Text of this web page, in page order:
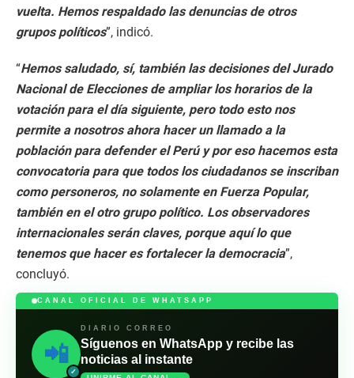
vuelta. Hemos respaldado las denuncias de otros
grupos políticos”, indicó.
“Hemos saludado, sí, también las decisiones del Jurado
Nacional de Elecciones de ampliar los horarios de la
votación para el día siguiente, pero todo esto nos
permite a nosotros ahora hacer un llamado a la
población para defender el Perú y por eso hacemos esta
convocatoria para que todos los ciudadanos se inscriban
como personeros, no solamente en Fuerza Popular,
también en el otro grupo político. Los observadores
internacionales serán claves, porque aquí lo que
tenemos que hacer es fortalecer la democracia”,
concluyó.
CANAL OFICIAL DE WHATSAPP
📲
✓
DIARIO CORREO
Síguenos en WhatsApp y recibe las
noticias al instante